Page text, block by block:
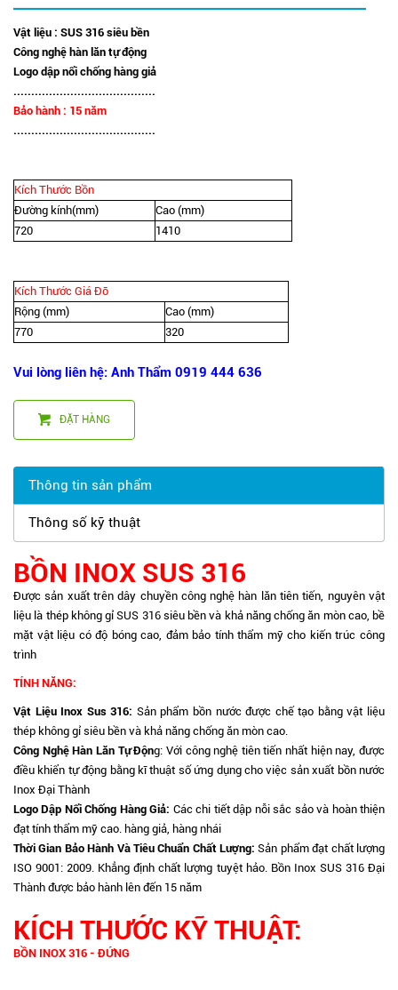
Vật liệu : SUS 316 siêu bền
Công nghệ hàn lăn tự động
Logo dập nổi chống hàng giả
........................................
Bảo hành : 15 năm
........................................
Kích Thước Bồn
Đường kính(mm)
Cao (mm)
720
1410
Kích Thước Giá Đỡ
Rộng (mm)
Cao (mm)
770
320
Vui lòng liên hệ: Anh Thẩm 0919 444 636
ĐẶT HÀNG
Thông tin sản phẩm
Thông số kỹ thuật
BỒN INOX SUS 316
Được sản xuất trên dây chuyền công nghệ hàn lăn tiên tiến, nguyên vật
liệu là thép không gỉ SUS 316 siêu bền và khả năng chống ăn mòn cao, bề
mặt vật liệu có độ bóng cao, đảm bảo tính thẩm mỹ cho kiến trúc công
trình
TÍNH NĂNG:
Vật Liệu Inox Sus 316: Sản phẩm bồn nước được chế tạo bằng vật liệu
thép không gỉ siêu bền và khả năng chống ăn mòn cao.
Công Nghệ Hàn Lăn Tự Động: Với công nghệ tiên tiến nhất hiện nay, được
điều khiển tự động bằng kĩ thuật số ứng dụng cho việc sản xuất bồn nước
Inox Đại Thành
Logo Dập Nổi Chống Hàng Giả: Các chi tiết dập nỗi sắc sảo và hoàn thiện
đạt tính thẩm mỹ cao. hàng giả, hàng nhái
Thời Gian Bảo Hành Và Tiêu Chuẩn Chất Lượng: Sản phẩm đạt chất lượng
ISO 9001: 2009. Khẳng định chất lượng tuyệt hảo. Bồn Inox SUS 316 Đại
Thành được bảo hành lên đến 15 năm
KÍCH THƯỚC KỸ THUẬT:
BỒN INOX 316 - ĐỨNG